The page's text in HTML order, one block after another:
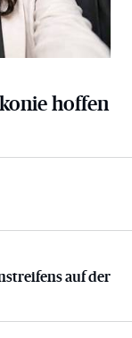
hoffen
auf der A3
auf der